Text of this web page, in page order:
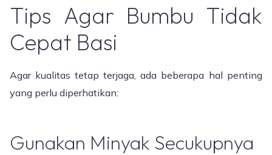
Tips Agar Bumbu Tidak
Cepat Basi
Agar kualitas tetap terjaga, ada beberapa hal penting
yang perlu diperhatikan:
Gunakan Minyak Secukupnya